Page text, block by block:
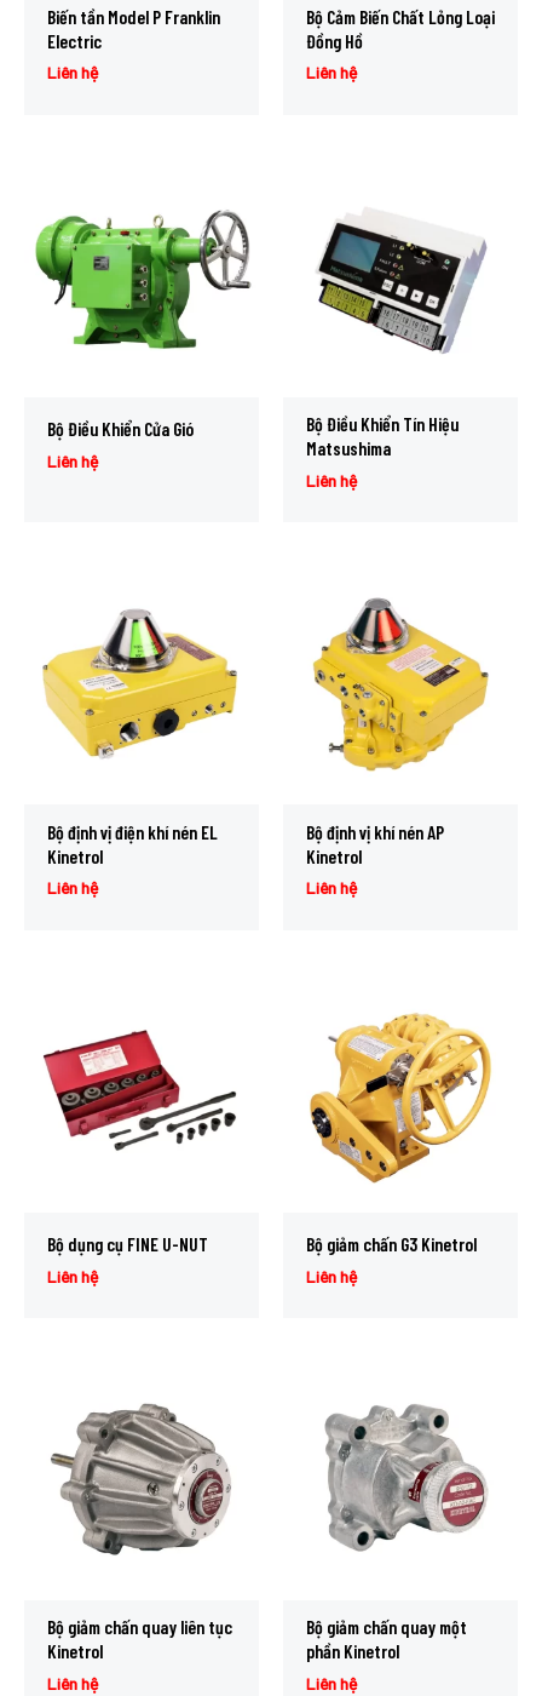
Biến tần Model P Franklin
Electric
Liên hệ
Bộ Cảm Biến Chất Lỏng Loại
Đồng Hồ
Liên hệ
Bộ Điều Khiển Cửa Gió
Liên hệ
Bộ Điều Khiển Tín Hiệu
Matsushima
Liên hệ
Bộ định vị điện khí nén EL
Kinetrol
Liên hệ
Bộ định vị khí nén AP
Kinetrol
Liên hệ
Bộ dụng cụ FINE U-NUT
Liên hệ
Bộ giảm chấn G3 Kinetrol
Liên hệ
Bộ giảm chấn quay liên tục
Kinetrol
Liên hệ
Bộ giảm chấn quay một
phần Kinetrol
Liên hệ